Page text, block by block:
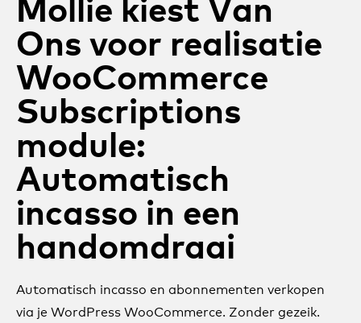
Ons voor realisatie
WooCommerce
Subscriptions
module:
Automatisch
incasso in een
handomdraai
Automatisch incasso en abonnementen verkopen
via je WordPress WooCommerce. Zonder gezeik.